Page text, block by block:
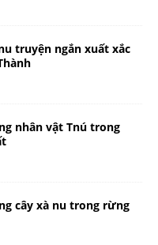
truyện ngắn xuất xắc
nhân vật Tnú trong
cây xà nu trong rừng